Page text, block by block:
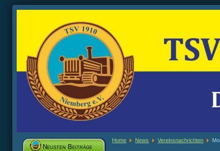
Neusten Beiträge
Home News Vereinsnachrichten